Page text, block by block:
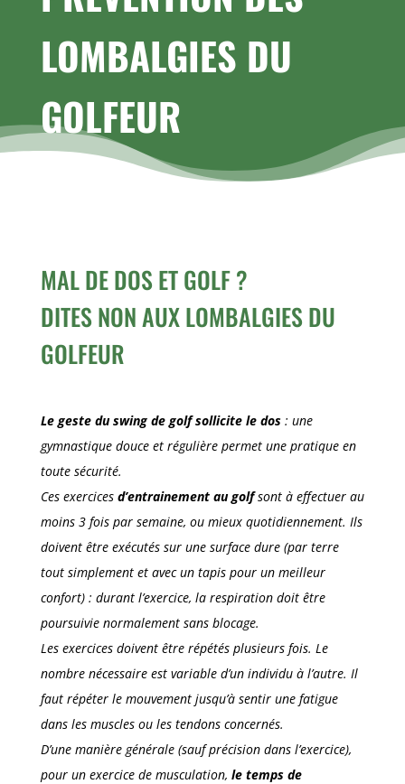
LOMBALGIES DU
GOLFEUR
MAL DE DOS ET GOLF ?
DITES NON AUX LOMBALGIES DU
GOLFEUR
Le geste du swing de golf sollicite le dos: une
gymnastique douce et régulière permet une pratique en
toute sécurité.
Ces exercices d’entrainement au golfsont à effectuer au
moins 3 fois par semaine, ou mieux quotidiennement. Ils
doivent être exécutés sur une surface dure (par terre
tout simplement et avec un tapis pour un meilleur
confort) : durant l’exercice, la respiration doit être
poursuivie normalement sans blocage.
Les exercices doivent être répétés plusieurs fois. Le
nombre nécessaire est variable d’un individu à l’autre. Il
faut répéter le mouvement jusqu’à sentir une fatigue
dans les muscles ou les tendons concernés.
D’une manière générale (sauf précision dans l’exercice),
pour un exercice de musculation, le temps de